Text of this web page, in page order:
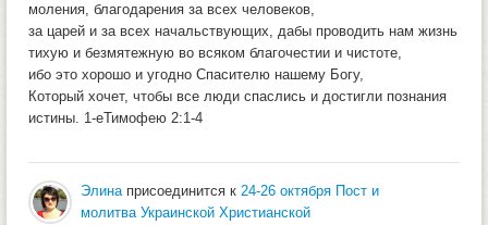
моления, благодарения за всех человеков,
за царей и за всех начальствующих, дабы проводить нам жизнь
тихую и безмятежную во всяком благочестии и чистоте,
ибо это хорошо и угодно Спасителю нашему Богу,
Который хочет, чтобы все люди спаслись и достигли познания
истины. 1-еТимофею 2:1-4
Элинаприсоединится к 24-26 октября Пост и
молитва Украинской Христианской